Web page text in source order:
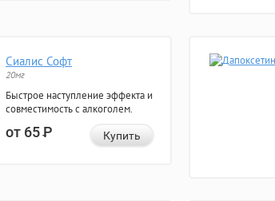
Сиалис Софт
20мг
Быстрое наступление эффекта и
совместимость с алкоголем.
от 65Р Купить